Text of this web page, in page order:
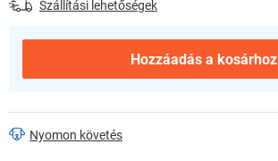
Szállítási lehetőségek
Hozzáadás a kosárhoz
Nyomon követés